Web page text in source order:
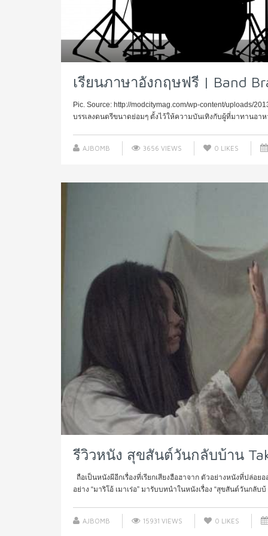
เรียนภาษาอังกฤษฟรี | Band
Pic. Source: http://modcitymag.com/wp-content/uploads/
บรรเลงดนตรีขนาดย่อมๆ ตั้งไว้ให้ความบันเทิงกับผู้ที่มาทานอา
AJBOMB 3656 VIEWS 0 LIKES
รีวิวหนัง สุขสันต์วันกลับบ้าน
ถือเป็นหนังผีอีกเรื่องที่เรียกเสียงฮือฮาจาก ตัวอย่างหนังที่ปล่อ
อย่าง “มาริโอ้ เมาเร่อ” มารับบทนำในหนังเรื่อง “สุขสันต์วันกลับบ้
AJBOMB 15931 VIEWS 0 LIKES